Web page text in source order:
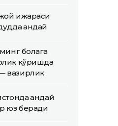
ижараси
қандай
болага
кўришда
вазирлик
қандай
юз беради